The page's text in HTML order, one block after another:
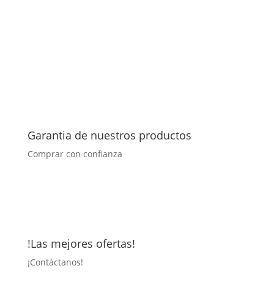
Garantia de nuestros productos
Comprar con confianza
!Las mejores ofertas!
¡Contáctanos!